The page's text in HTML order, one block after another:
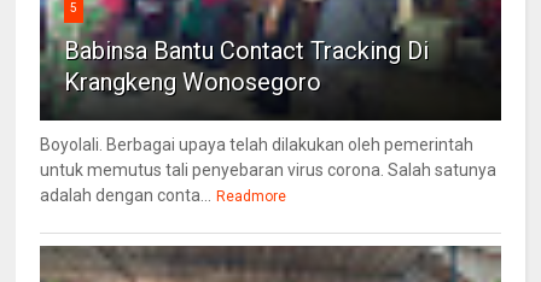
5
Babinsa Bantu Contact Tracking Di
Krangkeng Wonosegoro
Boyolali. Berbagai upaya telah dilakukan oleh pemerintah
untuk memutus tali penyebaran virus corona. Salah satunya
adalah dengan conta... Readmore